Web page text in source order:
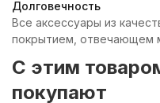
Долговечность
Все аксессуары из
покрытием, отвечающем
C этим
покупают